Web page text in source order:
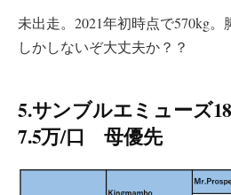
未出走。2021年初時点で570kg
しかしないぞ大丈夫か？？
5.サンブルエミュー
7.5万/口 母優先